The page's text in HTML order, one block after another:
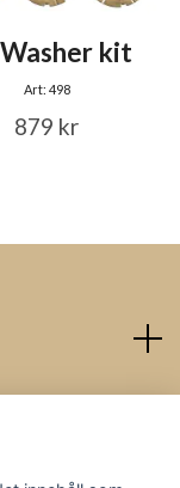
kit
Art: 498
879 kr